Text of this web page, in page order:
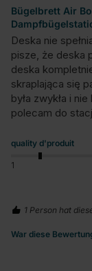
Bügelbrett Air
Deska nie
pisze, że deska
deska
skraplająca się
była zwykła i
polecam do
quality d'produit
1
1 Person hat
War diese